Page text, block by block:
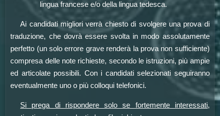
lingua francese e/o della lingua tedesca.
Ai candidati migliori verrà chiesto di svolgere una prova di
traduzione, che dovrà essere svolta in modo assolutamente
perfetto (un solo errore grave renderà la prova non sufficiente)
compresa delle note richieste, secondo le istruzioni, più ampie
ed articolate possibili. Con i candidati selezionati seguiranno
eventualmente uno o più colloqui telefonici.
Si prega di rispondere solo se fortemente interessati,